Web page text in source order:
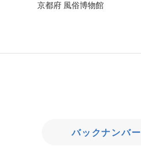
京都府 風俗博物館
バックナンバー